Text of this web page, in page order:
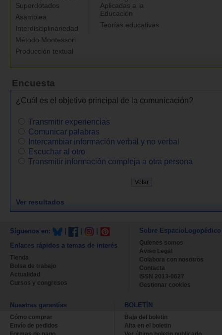
Superdotados
Asamblea
Interdisciplinariedad
Método Montessori
Producción textual
Aplicadas a la
Educación
Teorías educativas
Encuesta
¿Cuál es el objetivo principal de la comunicación?
Transmitir experiencias
Comunicar palabras
Intercambiar información verbal y no verbal
Escuchar al otro
Transmitir información compleja a otra persona
Ver resultados
Síguenos en:
Enlaces rápidos a temas de interés
Tienda
Bolsa de trabajo
Actualidad
Cursos y congresos
Sobre EspacioLogopédico
Quienes somos
Aviso Legal
Colabora con nosotros
Contacta
ISSN 2013-0627
Gestionar cookies
Nuestras garantías
Cómo comprar
Envío de pedidos
BOLETÍN
Baja del boletin
Alta en el boletin